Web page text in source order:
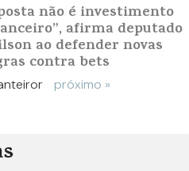
não é investimento
afirma deputado
ao defender novas
contra bets
próximo »